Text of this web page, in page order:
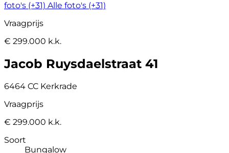
foto's (+31) Alle foto's (+31)
Vraagprijs
€ 299.000 k.k.
Jacob Ruysdaelstraat 41
6464 CC Kerkrade
Vraagprijs
€ 299.000 k.k.
Soort
Bungalow